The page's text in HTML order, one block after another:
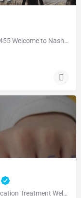
Nasha Mukti Kendra Amethi – 09131190455 Welcome to Nasha Mukti Kendra Amethi ( नशा मुक्ति केंद्र अमेठी )…
ounseling | Rehabilitation Centre | Detoxification Treatment Welcome Nasha Mukti Kendra Ambedkar Nagar –…